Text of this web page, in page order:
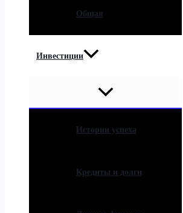
Общая
Инвестиции
Истории успеха
Кредиты и долги